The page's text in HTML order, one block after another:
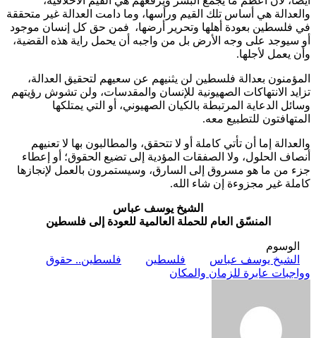
والعدالة هي أساس تلك القيم ورأسها، وما دامت العدالة غير متحققة
في فلسطين بعودة أهلها وتحرير أرضها، فمن حق كل إنسان موجود
أو سيوجد على وجه الأرض بل من واجبه أن يحمل راية هذه القضية،
وأن يعمل لأجلها.
المؤمنون بعدالة فلسطين لن يثنيهم عن سعيهم لتحقيق العدالة،
تزايد الانتهاكات الصهيونية للإنسان والمقدسات، ولن تشوش رؤيتهم
وسائل الدعاية المرتبطة بالكيان الصهيوني، أو التي يمتلكها
المتهافتون للتطبيع معه.
والعدالة إما أن تأتي كاملة أو لا تتحقق، والمطالبون بها لا تعنيهم
أنصاف الحلول، ولا الصفقات المؤدية إلى تضيع الحقوق؛ أو إعطاء
جزء من ما هو مسروق إلى السارق، وسيستمرون بالعمل لإنجازها
كاملة غير مجزوءة إن شاء الله.
الشيخ يوسف عباس
المنسّق العام للحملة العالمية للعودة إلى فلسطين
الوسوم
الشيخ يوسف عباس
فلسطين
فلسطين.. حقوق
وواجبات عابرة للزمان والمكان